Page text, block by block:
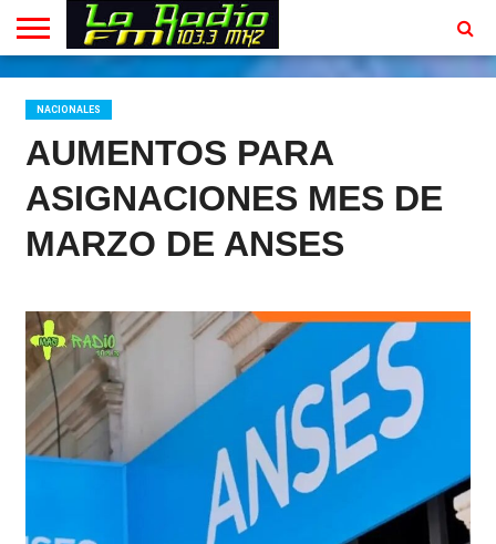
INICIO
EN
VIVO
PROGRAMACION
CONTACTO
NACIONALES
AUMENTOS PARA
ASIGNACIONES MES DE
MARZO DE ANSES